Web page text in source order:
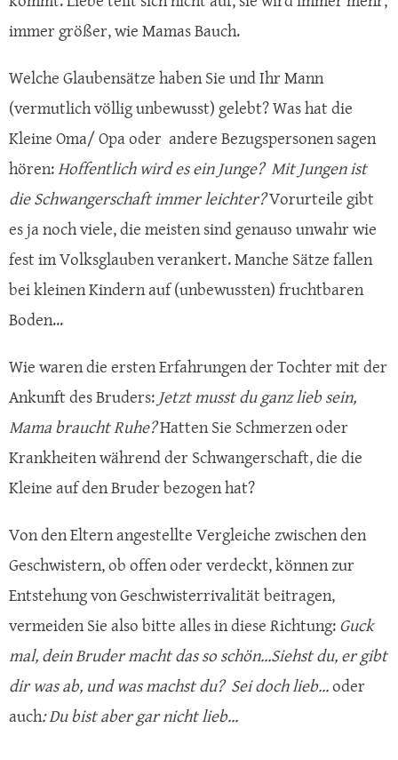
immer größer, wie Mamas Bauch.
Welche Glaubensätze haben Sie und Ihr Mann
(vermutlich völlig unbewusst) gelebt? Was hat die
Kleine Oma/ Opa oder andere Bezugspersonen sagen
hören:Hoffentlich wird es ein Junge? Mit Jungen ist
die Schwangerschaft immer leichter?Vorurteile gibt
es ja noch viele, die meisten sind genauso unwahr wie
fest im Volksglauben verankert. Manche Sätze fallen
bei kleinen Kindern auf (unbewussten) fruchtbaren
Boden...
Wie waren die ersten Erfahrungen der Tochter mit der
Ankunft des Bruders: Jetzt musst du ganz lieb sein,
Mama braucht Ruhe?Hatten Sie Schmerzen oder
Krankheiten während der Schwangerschaft, die die
Kleine auf den Bruder bezogen hat?
Von den Eltern angestellte Vergleiche zwischen den
Geschwistern, ob offen oder verdeckt, können zur
Entstehung von Geschwisterrivalität beitragen,
vermeiden Sie also bitte alles in diese Richtung:Guck
mal, dein Bruder macht das so schön...Siehst du, er gibt
dir was ab, und was machst du? Sei doch lieb...oder
auch: Du bist aber gar nicht lieb...